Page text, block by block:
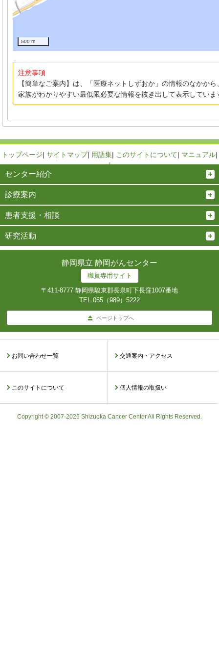
500 m
注意事項
【簡単なご案内】は、「医療ネットしずおか」の情報のなかか
家族がわかりやすい最低限必要な情報を抜き出して表示していま
トップページ| サイトマップ| 用語集| このサイトについて| マニュアル|
↑
センター紹介
診療案内
患者支援・相談
研究活動
静岡県立 静岡がんセンター
職員専用サイト
〒411-8777 静岡県駿東郡長泉町下長窪1007番地
TEL.055（989）5222
ページトップへ
お問い合わせ一覧 交通案内・アクセス
このサイトについて 個人情報の取扱い
Copyright © 2007-2026 Shizuoka Cancer Center All Rights Reserved.